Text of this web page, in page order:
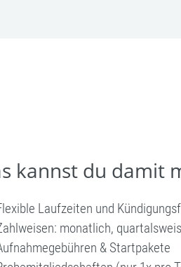
kannst du damit
Laufzeiten und
monatlich,
& Startpakete